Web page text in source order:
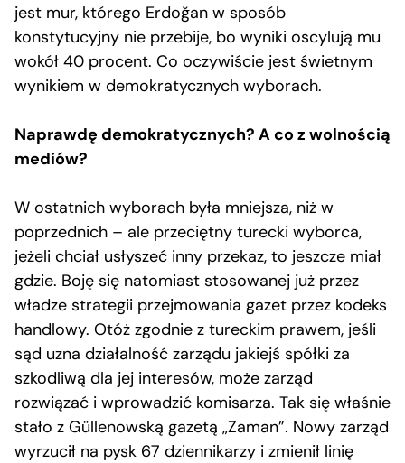
jest mur, którego Erdoğan w sposób
konstytucyjny nie przebije, bo wyniki oscylują mu
wokół 40 procent. Co oczywiście jest świetnym
wynikiem w demokratycznych wyborach.
Naprawdę demokratycznych? A co z wolnością
mediów?
W ostatnich wyborach była mniejsza, niż w
poprzednich – ale przeciętny turecki wyborca,
jeżeli chciał usłyszeć inny przekaz, to jeszcze miał
gdzie. Boję się natomiast stosowanej już przez
władze strategii przejmowania gazet przez kodeks
handlowy. Otóż zgodnie z tureckim prawem, jeśli
sąd uzna działalność zarządu jakiejś spółki za
szkodliwą dla jej interesów, może zarząd
rozwiązać i wprowadzić komisarza. Tak się właśnie
stało z Güllenowską gazetą „Zaman”. Nowy zarząd
wyrzucił na pysk 67 dziennikarzy i zmienił linię